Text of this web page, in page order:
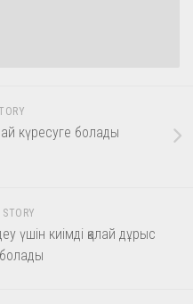
күресуге болады
STORY
үшін киімді қалай дұрыс